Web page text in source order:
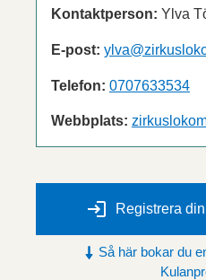
Kontaktperson: Ylva
E-post:
Telefon: 0707633534
Webbplats:
Registrera
Så här bokar du